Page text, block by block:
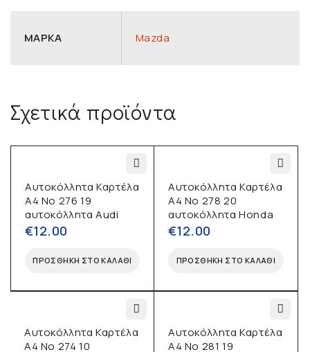
αέρα στο εσωτερικό του αυτοκινήτου και επιτρέπουν τη
ΜΆΡΚΑ Mazda
Σχετικά προϊόντα
Αυτοκόλλητα Καρτέλα
Α4 No 276 19
αυτοκόλλητα Audi
€12.00
ΠΡΟΣΘΉΚΗ ΣΤΟ ΚΑΛΆΘΙ
Αυτοκόλλητα Καρτέλα
Α4 No 278 20
αυτοκόλλητα Honda
€12.00
ΠΡΟΣΘΉΚΗ ΣΤΟ ΚΑΛΆΘΙ
Αυτοκόλλητα Καρτέλα
Α4 No 274 10
Αυτοκόλλητα Καρτέλα
Α4 No 281 19